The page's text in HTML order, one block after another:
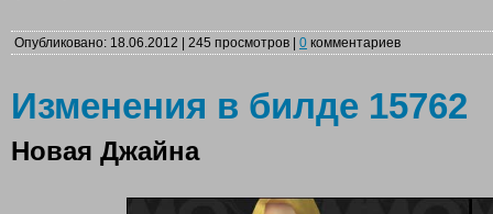
Опубликовано: 18.06.2012 | 245 просмотров | 0 комментариев
Изменения в билде 15762
Новая Джайна